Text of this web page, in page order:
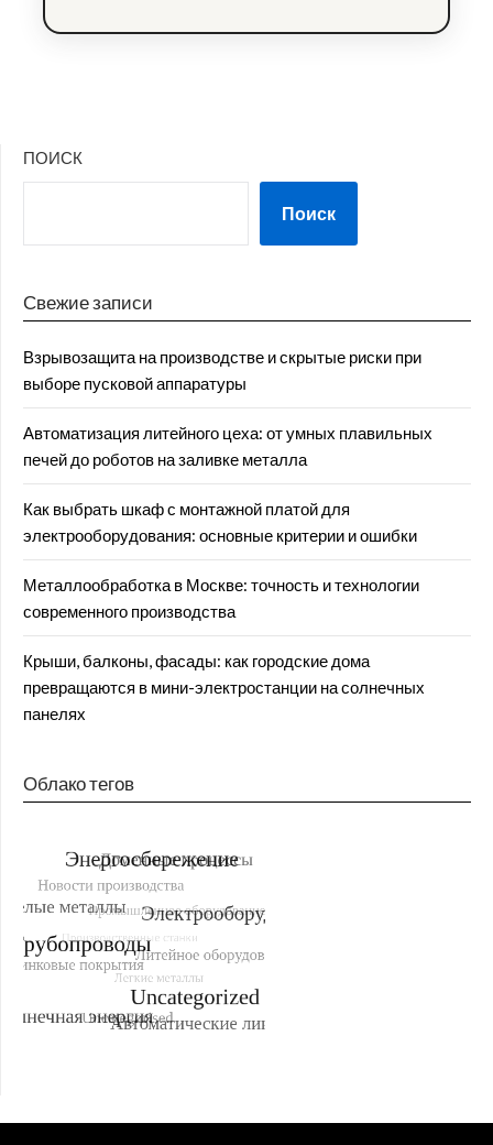
ПОИСК
Поиск
Свежие записи
Взрывозащита на производстве и скрытые риски при
выборе пусковой аппаратуры
Автоматизация литейного цеха: от умных плавильных
печей до роботов на заливке металла
Как выбрать шкаф с монтажной платой для
электрооборудования: основные критерии и ошибки
Металлообработка в Москве: точность и технологии
современного производства
Крыши, балконы, фасады: как городские дома
превращаются в мини-электростанции на солнечных
панелях
Облако тегов